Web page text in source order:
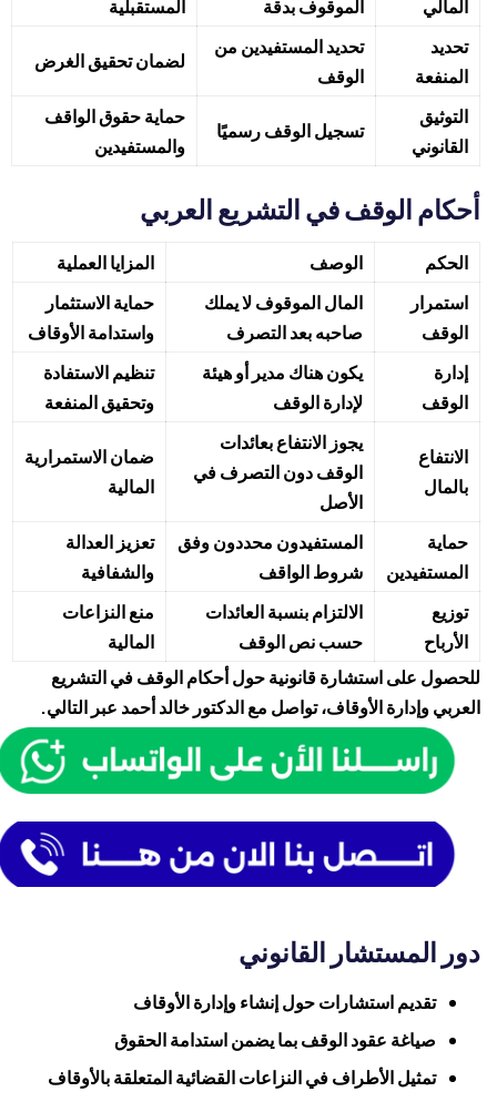
المالي الموقوف بدقة
المستقبلية
تحديد
المنفعة
تحديد المستفيدين من
الوقف
لضمان تحقيق الغرض
التوثيق
القانوني
تسجيل الوقف رسميًا
حماية حقوق الواقف
والمستفيدين
أحكام الوقف في التشريع العربي
الحكم الوصف
المزايا العملية
استمرار
الوقف
المال الموقوف لا يملك
صاحبه بعد التصرف
حماية الاستثمار
واستدامة الأوقاف
إدارة
الوقف
يكون هناك مدير أو هيئة
لإدارة الوقف
تنظيم الاستفادة
وتحقيق المنفعة
الانتفاع
بالمال
يجوز الانتفاع بعائدات
الوقف دون التصرف في
الأصل
ضمان الاستمرارية
المالية
حماية
المستفيدين
المستفيدون محددون وفق
شروط الواقف
تعزيز العدالة
والشفافية
توزيع
الأرباح
الالتزام بنسبة العائدات
حسب نص الوقف
منع النزاعات
المالية
للحصول على استشارة قانونية حول أحكام الوقف في التشريع
العربي وإدارة الأوقاف، تواصل معالدكتور خالد أحمدعبر التالي.
دور المستشار القانوني
تقديم استشارات حول إنشاء وإدارة الأوقاف
صياغة عقود الوقف بما يضمن استدامة الحقوق
تمثيل الأطراف في النزاعات القضائية المتعلقة بالأوقاف